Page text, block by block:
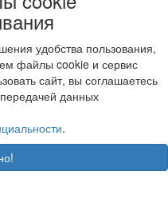
удобства пользования,
файлы cookie и сервис
сайт, вы соглашаетесь
данных
.